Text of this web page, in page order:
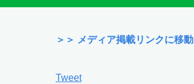
＞＞ メディア掲載リンクに移動
Tweet